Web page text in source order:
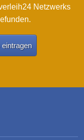
Netzwerks